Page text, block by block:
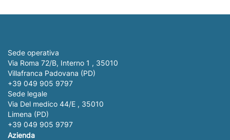
Sede operativa
Via Roma 72/B, Interno 1 , 35010
Villafranca Padovana (PD)
+39 049 905 9797
Sede legale
Via Del medico 44/E , 35010
Limena (PD)
+39 049 905 9797
Azienda